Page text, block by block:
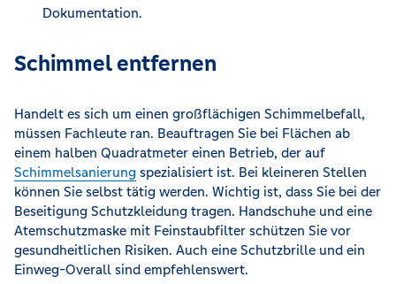
Dokumentation.
Schimmel entfernen
Handelt es sich um einen großflächigen Schimmelbefall,
müssen Fachleute ran. Beauftragen Sie bei Flächen ab
einem halben Quadratmeter einen Betrieb, der auf
Schimmelsanierung spezialisiert ist. Bei kleineren Stellen
können Sie selbst tätig werden. Wichtig ist, dass Sie bei der
Beseitigung Schutzkleidung tragen. Handschuhe und eine
Atemschutzmaske mit Feinstaubfilter schützen Sie vor
gesundheitlichen Risiken. Auch eine Schutzbrille und ein
Einweg-Overall sind empfehlenswert.